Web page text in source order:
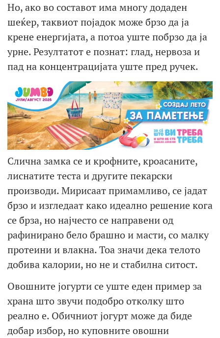
Но, ако во составот има многу додаден
шеќер, таквиот појадок може брзо да ја
крене енергијата, а потоа уште побрзо да ја
урне. Резултатот е познат: глад, нервоза и
пад на концентрацијата уште пред ручек.
Слична замка се и крофните, кроасаните,
лиснатите теста и другите пекарски
производи. Мирисаат примамливо, се јадат
брзо и изгледаат како идеално решение кога
се брза, но најчесто се направени од
рафинирано бело брашно и масти, со малку
протеини и влакна. Тоа значи дека телото
добива калории, но не и стабилна ситост.
Овошните јогурти се уште еден пример за
храна што звучи подобро отколку што
реално е. Обичниот јогурт може да биде
добар избор, но куповните овошни